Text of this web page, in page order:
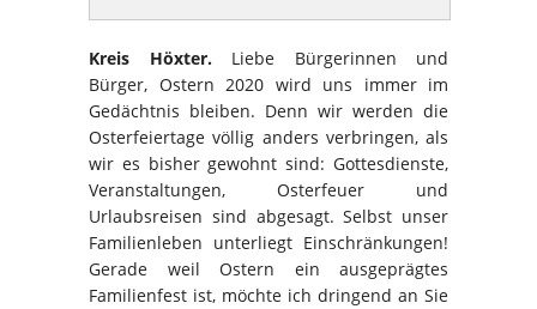
Kreis Höxter.Liebe Bürgerinnen und
Bürger, Ostern 2020 wird uns immer im
Gedächtnis bleiben. Denn wir werden die
Osterfeiertage völlig anders verbringen, als
wir es bisher gewohnt sind: Gottesdienste,
Veranstaltungen, Osterfeuer und
Urlaubsreisen sind abgesagt. Selbst unser
Familienleben unterliegt Einschränkungen!
Gerade weil Ostern ein ausgeprägtes
Familienfest ist, möchte ich dringend an Sie